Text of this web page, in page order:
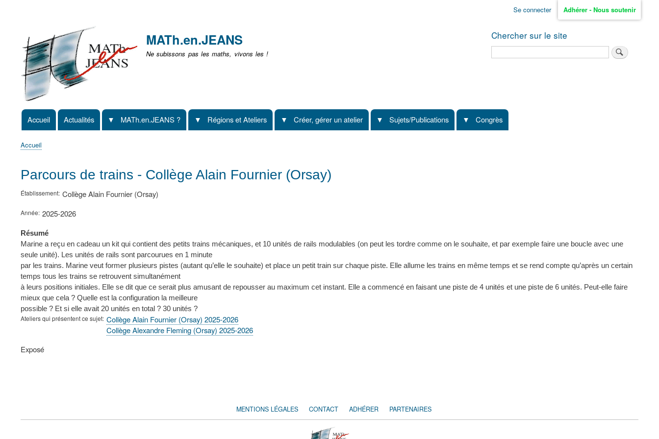
non
identifié
Se connecter Adhérer - Nous soutenir
MATh.en.JEANS
Ne subissons pas les maths, vivons les !
Chercher sur le site
Navigation
principale
Accueil Actualités MATh.en.JEANS ? Régions et Ateliers Créer, gérer un atelier Sujets/Publications Congrès
d'Ariane
Accueil
Parcours de trains - Collège Alain Fournier (Orsay)
Établissement Collège Alain Fournier (Orsay)
Année 2025-2026
Résumé
Marine a reçu en cadeau un kit qui contient des petits trains mécaniques, et 10 unités de rails modulables (on peut les tordre comme on le souhaite, et par exemple faire une boucle avec une
seule unité). Les unités de rails sont parcourues en 1 minute
par les trains. Marine veut former plusieurs pistes (autant qu’elle le souhaite) et place un petit train sur chaque piste. Elle allume les trains en même temps et se rend compte qu’après un certain
temps tous les trains se retrouvent simultanément
à leurs positions initiales. Elle se dit que ce serait plus amusant de repousser au maximum cet instant. Elle a commencé en faisant une piste de 4 unités et une piste de 6 unités. Peut-elle faire
mieux que cela ? Quelle est la configuration la meilleure
possible ? Et si elle avait 20 unités en total ? 30 unités ?
Ateliers qui présentent ce sujet Collège Alain Fournier (Orsay) 2025-2026
Collège Alexandre Fleming (Orsay) 2025-2026
Type
Exposé
FOOTER
MENTIONS LÉGALES CONTACT ADHÉRER PARTENAIRES